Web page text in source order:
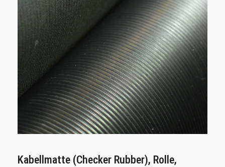
Kabellmatte (checker Rubber), Rolle,